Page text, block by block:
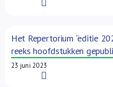
Het Repertorium “editie
reeks hoofdstukken
23 juni 2023